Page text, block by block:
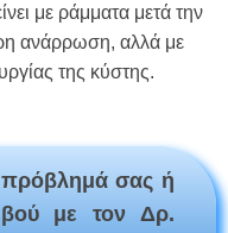
με ράμματα μετά την
ανάρρωση, αλλά με
της κύστης.
πρόβλημά σας ή
με τον Δρ.